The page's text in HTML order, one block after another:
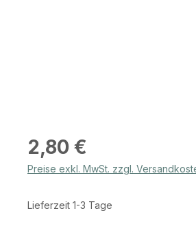
Regulärer Preis:
2,80 €
Preise exkl. MwSt. zzgl.
Lieferzeit 1-3 Tage